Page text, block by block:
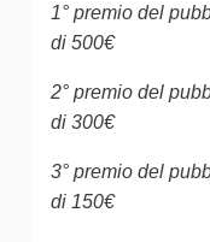
1° premio del
di 500€
2° premio del
di 300€
3° premio del
di 150€